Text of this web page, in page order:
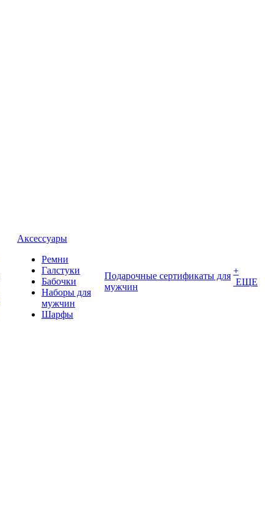
Аксессуары
Ремни
Галстуки
Бабочки
Наборы для
мужчин
Шарфы
Подарочные сертификаты для
мужчин
+
ЕЩЕ